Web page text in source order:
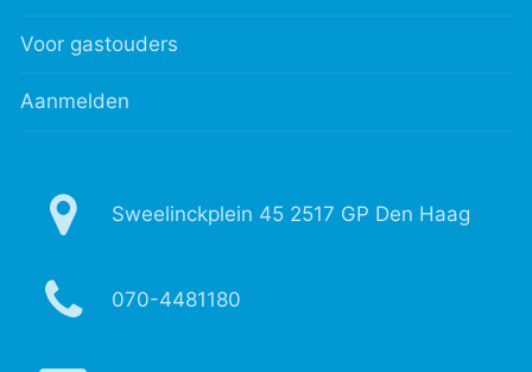
Voor gastouders
Aanmelden
Sweelinckplein 45 2517 GP Den Haag
070-4481180